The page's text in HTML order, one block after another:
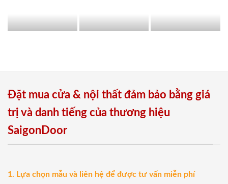
Đặt mua cửa & nội thất đảm bảo bằng giá
trị và danh tiếng của thương hiệu
SaigonDoor
1. Lựa chọn mẫu và liên hệ để được tư vấn miễn phí